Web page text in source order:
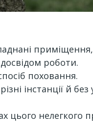
роботи.
поховання.
інстанції й
цього